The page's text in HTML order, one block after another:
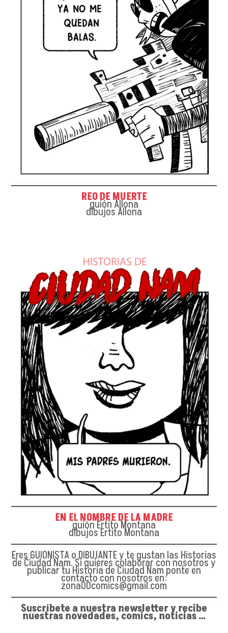
REO DE MUERTE
guión Allona
dibujos Allona
EN EL NOMBRE DE LA MADRE
guión Ertito Montana
dibujos Ertito Montana
Eres GUIONISTA o DIBUJANTE y te gustan las Historias
de Ciudad Nam. Si quieres colaborar con nosotros y
publicar tu Historia de Ciudad Nam ponte en
contacto con nosotros en:
zona00comics@gmail.com
Suscríbete a nuestra newsletter y recibe
nuestras novedades, comics, noticias …